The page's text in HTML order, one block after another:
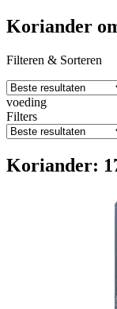
Koriander
Filteren & Sorteren
voeding
Filters
Koriander: